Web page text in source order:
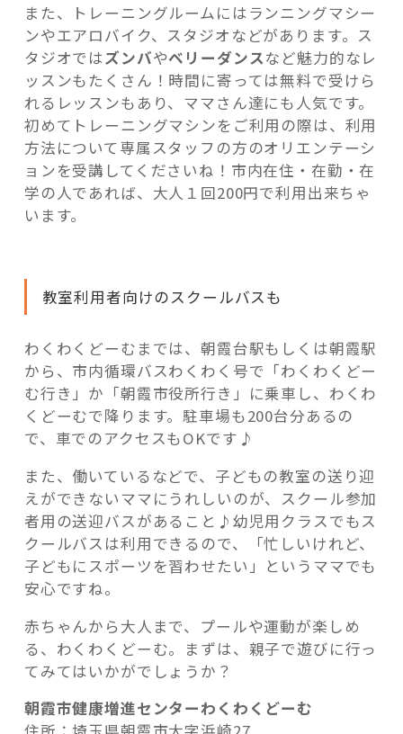
また、トレーニングルームにはランニングマシー
ンやエアロバイク、スタジオなどがあります。ス
タジオではズンバやベリーダンスなど魅力的なレ
ッスンもたくさん！時間に寄っては無料で受けら
れるレッスンもあり、ママさん達にも人気です。
初めてトレーニングマシンをご利用の際は、利用
方法について専属スタッフの方のオリエンテーシ
ョンを受講してくださいね！市内在住・在勤・在
学の人であれば、大人１回200円で利用出来ちゃ
います。
教室利用者向けのスクールバスも
わくわくどーむまでは、朝霞台駅もしくは朝霞駅
から、市内循環バスわくわく号で「わくわくどー
む行き」か「朝霞市役所行き」に乗車し、わくわ
くどーむで降ります。駐車場も200台分あるの
で、車でのアクセスもOKです♪
また、働いているなどで、子どもの教室の送り迎
えができないママにうれしいのが、スクール参加
者用の送迎バスがあること♪幼児用クラスでもス
クールバスは利用できるので、「忙しいけれど、
子どもにスポーツを習わせたい」というママでも
安心ですね。
赤ちゃんから大人まで、プールや運動が楽しめ
る、わくわくどーむ。まずは、親子で遊びに行っ
てみてはいかがでしょうか？
朝霞市健康増進センターわくわくどーむ